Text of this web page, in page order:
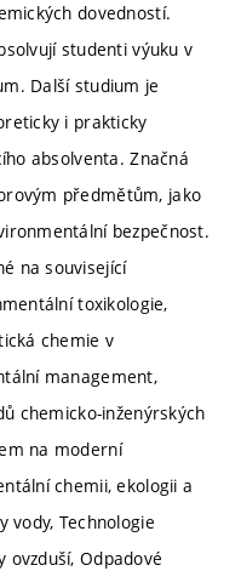
dovedností.
studenti výuku v
Další studium je
i prakticky
absolventa. Značná
předmětům, jako
bezpečnost.
na související
toxikologie,
chemie v
management,
chemicko-inženýrských
na moderní
chemii, ekologii a
vody, Technologie
ovzduší, Odpadové